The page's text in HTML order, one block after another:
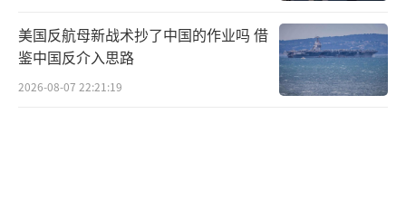
美国反航母新战术抄了中国的作业吗 借
鉴中国反介入思路
2026-08-07 22:21:19